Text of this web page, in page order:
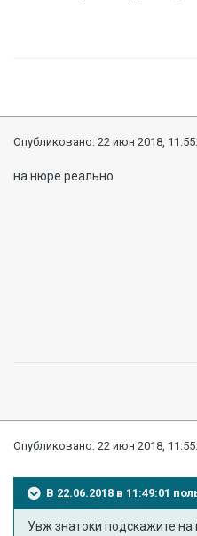
Опубликовано:22 июн 2018,
на нюре реально
Опубликовано:22 июн 2018,
В 22.06.2018 в 11:49:01
Увж знатоки подскажите